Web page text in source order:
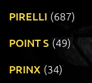
PIRELLI (687)
POINT S (49)
PRINX (34)